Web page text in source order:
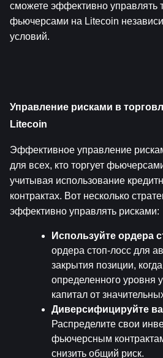
сможете эффективно управлять
фьючерсами на Litecoin
условий.
Управление рисками в
Litecoin
Эффективное управление
для всех, кто торгует
учитывая использование
контрактах. Вот несколько
эффективно управлять рисками:
Используйте ордера
ордера стоп-лосс для
закрытия позиции,
определенного уровня
капитал от
Диверсифицируйте
Распределите свои
фьючерсным
снизить общий риск.